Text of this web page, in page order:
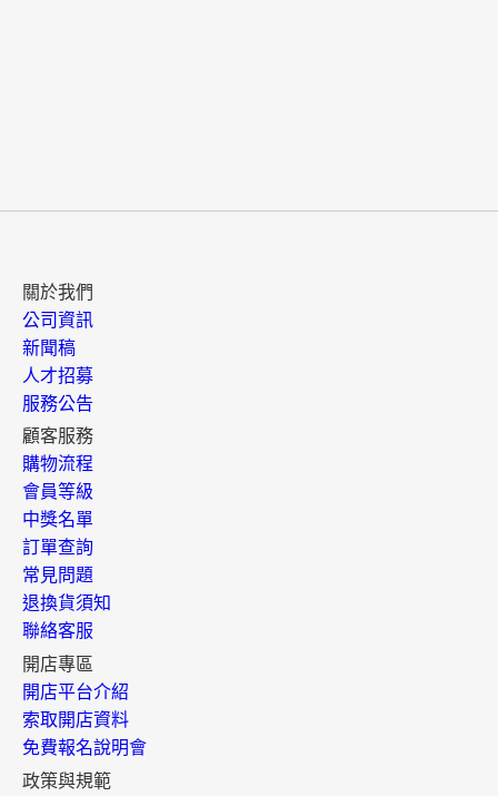
關於我們
公司資訊
新聞稿
人才招募
服務公告
顧客服務
購物流程
會員等級
中獎名單
訂單查詢
常見問題
退換貨須知
聯絡客服
開店專區
開店平台介紹
索取開店資料
免費報名說明會
政策與規範